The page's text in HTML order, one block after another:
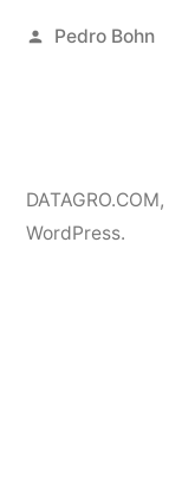
Publicado
Pedro Bohn
DATAGRO.COM,
WordPress.